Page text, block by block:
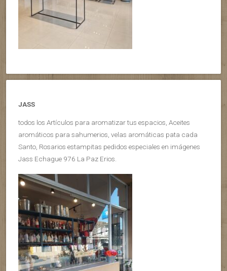
JASS
todos los Artículos para aromatizar tus espacios, Aceites
aromáticos para sahumerios, velas aromáticas pata cada
Santo, Rosarios estampitas pedidos especiales en imágenes
Jass Echague 976 La Paz Erios.